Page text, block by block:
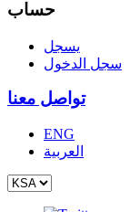
حساب
يسجل
سجل الدخول
تواصل معنا
ENG
العربية